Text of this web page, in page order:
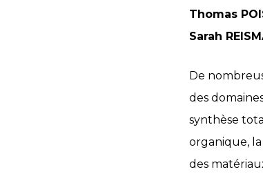
Thomas
Sarah
De
des
synthèse
organique,
des